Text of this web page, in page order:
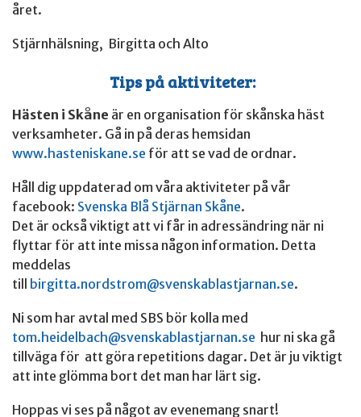
året.
Stjärnhälsning, Birgitta och Alto
Tips på aktiviteter:
Hästen i Skåne är en organisation för skånska häst
verksamheter. Gå in på deras hemsidan
www.hasteniskane.se för att se vad de ordnar.
Håll dig uppdaterad om våra aktiviteter på vår
facebook: Svenska Blå Stjärnan Skåne.
Det är också viktigt att vi får in adressändring när ni
flyttar för att inte missa någon information. Detta
meddelas
till birgitta.nordstrom@svenskablastjarnan.se.
Ni som har avtal med SBS bör kolla med
tom.heidelbach@svenskablastjarnan.se hur ni ska gå
tillväga för att göra repetitions dagar. Det är ju viktigt
att inte glömma bort det man har lärt sig.
Hoppas vi ses på något av evenemang snart!